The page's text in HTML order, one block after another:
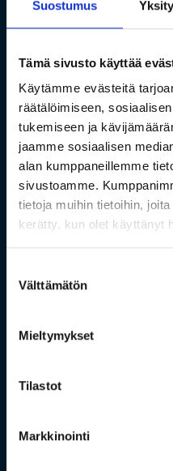
Suostumus
Tämä sivusto käyttää
Käytämme evästeitä
räätälöimiseen,
tukemiseen ja
jaamme sosiaalisen
alan kumppaneillemme
sivustoamme.
tietoja muihin tietoihin,
kerätty, kun olet käyttänyt
valinta
Välttämätön
Mieltymykset
Tilastot
Markkinointi